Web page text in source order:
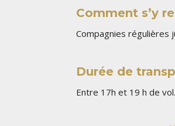
Comment s’y
Compagnies régulières
Durée de
Entre 17h et 19 h de vol.